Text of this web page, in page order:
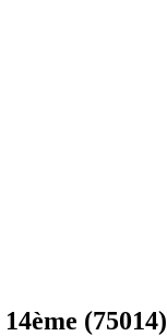
(75014)